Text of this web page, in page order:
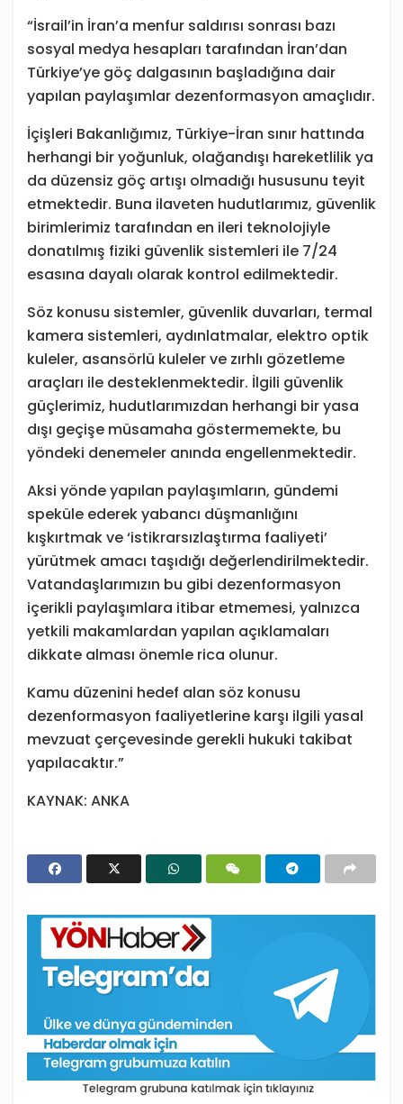
“İsrail’in İran’a menfur saldırısı sonrası bazı
sosyal medya hesapları tarafından İran’dan
Türkiye’ye göç dalgasının başladığına dair
yapılan paylaşımlar dezenformasyon amaçlıdır.
İçişleri Bakanlığımız, Türkiye-İran sınır hattında
herhangi bir yoğunluk, olağandışı hareketlilik ya
da düzensiz göç artışı olmadığı hususunu teyit
etmektedir. Buna ilaveten hudutlarımız, güvenlik
birimlerimiz tarafından en ileri teknolojiyle
donatılmış fiziki güvenlik sistemleri ile 7/24
esasına dayalı olarak kontrol edilmektedir.
Söz konusu sistemler, güvenlik duvarları, termal
kamera sistemleri, aydınlatmalar, elektro optik
kuleler, asansörlü kuleler ve zırhlı gözetleme
araçları ile desteklenmektedir. İlgili güvenlik
güçlerimiz, hudutlarımızdan herhangi bir yasa
dışı geçişe müsamaha göstermemekte, bu
yöndeki denemeler anında engellenmektedir.
Aksi yönde yapılan paylaşımların, gündemi
speküle ederek yabancı düşmanlığını
kışkırtmak ve ‘istikrarsızlaştırma faaliyeti’
yürütmek amacı taşıdığı değerlendirilmektedir.
Vatandaşlarımızın bu gibi dezenformasyon
içerikli paylaşımlara itibar etmemesi, yalnızca
yetkili makamlardan yapılan açıklamaları
dikkate alması önemle rica olunur.
Kamu düzenini hedef alan söz konusu
dezenformasyon faaliyetlerine karşı ilgili yasal
mevzuat çerçevesinde gerekli hukuki takibat
yapılacaktır.”
KAYNAK: ANKA